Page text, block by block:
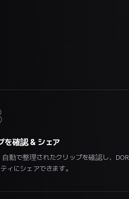
を確認 & シェア
動で整理されたクリップを確認し、DOR
ィにシェアできます。